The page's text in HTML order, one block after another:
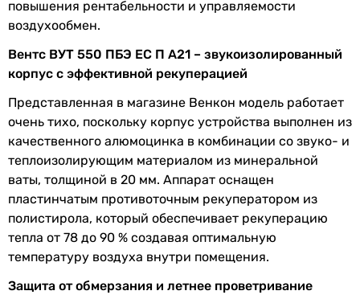
Фильтрация
воздуха на
G4, F7 (опция)
Фильтрация
воздуха на
вытяжку
G4
устройства
датчик CO2, датчик пожарной
сигнализации
Функции таймер 24 часа,недельный
программатор,режим Boost,
режим камин
Особенности
байпас,индикация аварии,
повышения рентабельности и управляемости
воздухообмен.
Вентс ВУТ 550 ПБЭ ЕС П А21 – звукоизолированный
корпус с эффективной рекуперацией
Представленная в магазине Венкон модель работает
очень тихо, поскольку корпус устройства выполнен из
качественного алюмоцинка в комбинации со звуко- и
теплоизолирующим материалом из минеральной
ваты, толщиной в 20 мм. Аппарат оснащен
пластинчатым противоточным рекуператором из
полистирола, который обеспечивает рекуперацию
тепла от 78 до 90 % создавая оптимальную
температуру воздуха внутри помещения.
Защита от обмерзания и летнее проветривание